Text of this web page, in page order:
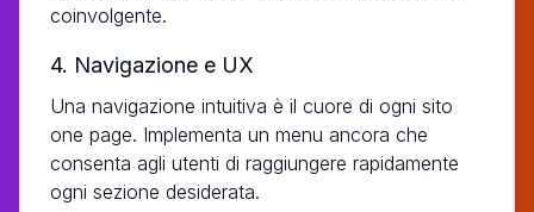
coinvolgente.
4. Navigazione e UX
Una navigazione intuitiva è il cuore di ogni sito
one page. Implementa un menu ancora che
consenta agli utenti di raggiungere rapidamente
ogni sezione desiderata.